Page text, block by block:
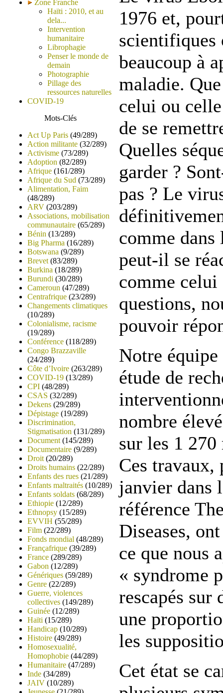
Zone Franche
Haïti : 2010, et au
dela...
Intervention
humanitaire
Librophagie
Penser le monde de
demain
Photographie
Pillage des
ressources naturelles
COVID-19
Mots-Clés
Act Up Paris (49/289)
Action militante (32/289)
Activisme (73/289)
Adoption (82/289)
Afrique (161/289)
Afrique du Sud (73/289)
Alimentation, Faim
(48/289)
ARV (203/289)
Associations, mobilisation
communautaire (65/289)
Bénin (13/289)
Big Pharma (16/289)
Botswana (9/289)
Brevet (83/289)
Burkina (18/289)
Burundi (30/289)
Cameroun (47/289)
Centrafrique (23/289)
Changements climatiques
(10/289)
Colonialisme, racisme
(19/289)
Conférence (118/289)
Congo Brazzaville
(24/289)
Côte d’Ivoire (263/289)
COVID-19 (13/289)
CPI (48/289)
CSAS (32/289)
Dekens (29/289)
Dépistage (19/289)
Discrimination,
Stigmatisation (131/289)
Document (145/289)
Documentaire (9/289)
Droit (20/289)
Droits humains (22/289)
Enfants des rues (21/289)
Enfants maltraités (10/289)
Enfants soldats (68/289)
Ethiopie (12/289)
Ethnopsy (15/289)
EVVIH (55/289)
Film (22/289)
Fonds mondial (48/289)
Françafrique (39/289)
France (289/289)
Gabon (12/289)
Génériques (59/289)
Genre (22/289)
Guerre, violences
collectives (149/289)
Guinée (12/289)
Haïti (15/289)
Handicap (10/289)
Histoire (49/289)
Homosexualité,
Homophobie (44/289)
Humanitaire (47/289)
Inde (34/289)
JAIV (10/289)
1976 et,
scientifiques
beaucoup à
maladie.
celui ou
de se
Quelles
garder ?
pas ? Le
comme
peut-il se
comme celui
questions,
pouvoir
Notre équipe
étude de
nombre
sur les 1 270
Ces travaux,
janvier dans
référence
Diseases,
ce que nous
« syndrome
rescapés sur
une
les
Cet état se